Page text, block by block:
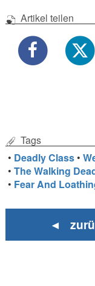
Artikel teilen
Tags
• Deadly Class •
•The Walking
• Fear And
◄